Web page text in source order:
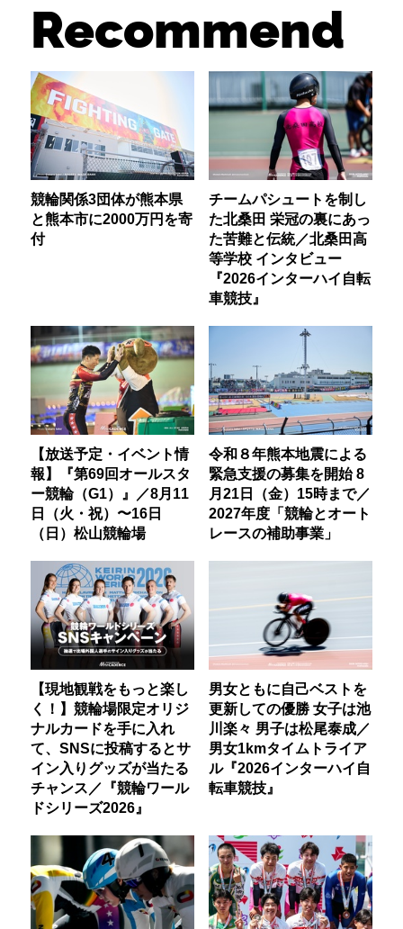
Recommend
競輪関係3団体が熊本県
と熊本市に2000万円を寄
付
チームパシュートを制し
た北桑田 栄冠の裏にあっ
た苦難と伝統／北桑田高
等学校 インタビュー
『2026インターハイ自転
車競技』
【放送予定・イベント情
報】『第69回オールスタ
ー競輪（G1）』／8月11
日（火・祝）〜16日
（日）松山競輪場
令和８年熊本地震による
緊急支援の募集を開始 8
月21日（金）15時まで／
2027年度「競輪とオート
レースの補助事業」
【現地観戦をもっと楽し
く！】競輪場限定オリジ
ナルカードを手に入れ
て、SNSに投稿するとサ
イン入りグッズが当たる
チャンス／『競輪ワール
ドシリーズ2026』
男女ともに自己ベストを
更新しての優勝 女子は池
川楽々 男子は松尾泰成／
男女1kmタイムトライア
ル『2026インターハイ自
転車競技』